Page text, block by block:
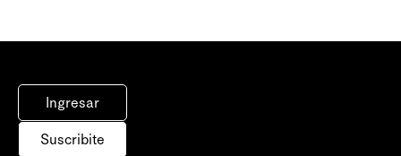
Ingresar
Suscribite